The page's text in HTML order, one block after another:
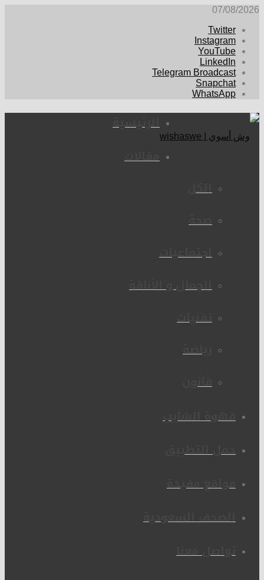
07/08/2026
Twitter
Instagram
YouTube
LinkedIn
Telegram Broadcast
Snapchat
WhatsApp
الرئيسية
مقالات
الكل
صحة
اجتماعيات
الجمال و الأناقة
تقنيات
رياضة
قانون
قهوة الشايب
حمل التطبيق
مواقع مفيدة
الصحف السعودية
تواصل معنا